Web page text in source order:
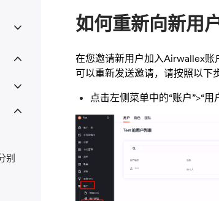
如何重新向新用
在您邀请新用户加入Airwallex账
可以重新发送邀请，请按照以下
点击左侧菜单中的“账户”>“
别